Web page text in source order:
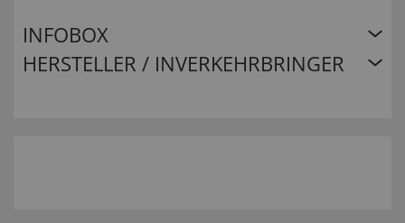
INFOBOX
HERSTELLER / INVERKEHRBRINGER